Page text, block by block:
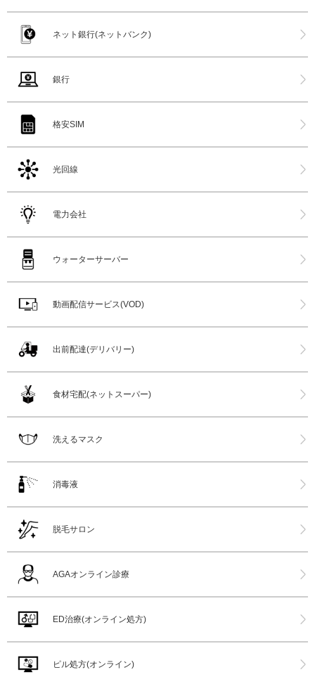
ネット銀行(ネットバンク)
銀行
格安SIM
光回線
電力会社
ウォーターサーバー
動画配信サービス(VOD)
出前配達(デリバリー)
食材宅配(ネットスーパー)
洗えるマスク
消毒液
脱毛サロン
AGAオンライン診療
ED治療(オンライン処方)
ピル処方(オンライン)